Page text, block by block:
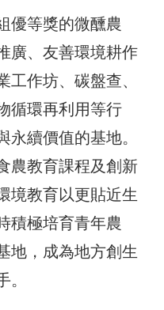
優等獎的微醺農
廣、友善環境耕作
工作坊、碳盤查、
循環再利用等行
永續價值的基地。
農教育課程及創新
境教育以更貼近生
積極培育青年農
地，成為地方創生